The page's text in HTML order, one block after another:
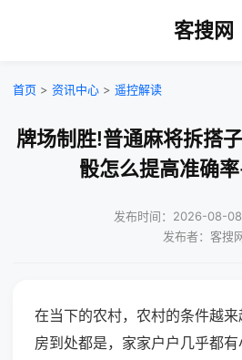
客搜网
首页 > 资讯中心 > 遥控解读
牌场制胜!普通麻将拆搭
骰怎么提高准确
发布时间：2026-08-08
发布者：客搜
在当下的农村，农村的条件越
房到处都是，家家户户几乎都